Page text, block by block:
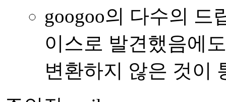
googoo의 다수의 드
이스로 발견했음에
변환하지 않은 것이